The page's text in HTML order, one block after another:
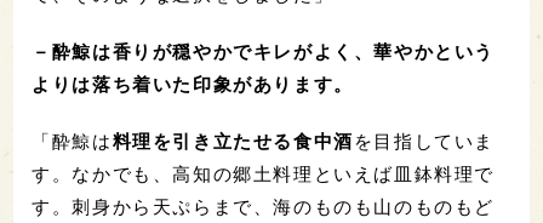
－酔鯨は香りが穏やかでキレがよく、華やかという
よりは落ち着いた印象があります。
「酔鯨は料理を引き立たせる食中酒 を目指していま
す。なかでも、高知の郷土料理といえば皿鉢料理で
す。刺身から天ぷらまで、海のものも山のものもど